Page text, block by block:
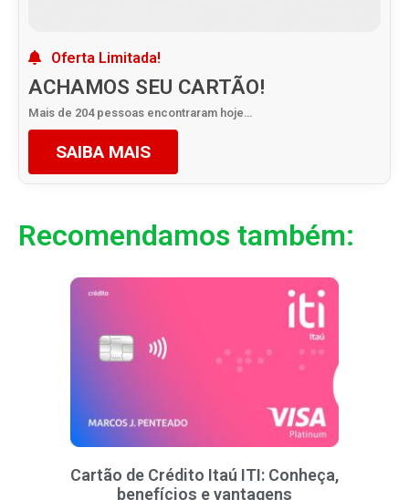
Oferta Limitada!
ACHAMOS SEU CARTÃO!
Mais de 204 pessoas encontraram hoje…
SAIBA MAIS
Recomendamos também:
Cartão de Crédito Itaú ITI: Conheça,
benefícios e vantagens